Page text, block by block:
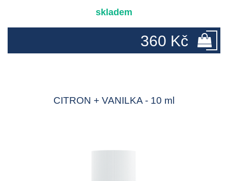
skladem
360 Kč
CITRON + VANILKA - 10 ml